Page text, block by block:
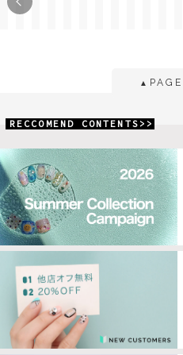
▲ PAGE
RECCOMEND CONTENTS>>